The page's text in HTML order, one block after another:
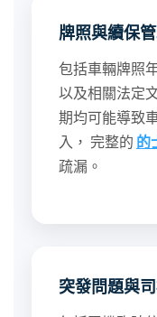
牌照與續保
包括車輛牌照
以及相關法定
期均可能導致
入， 完整的 的
疏漏。
突發問題與